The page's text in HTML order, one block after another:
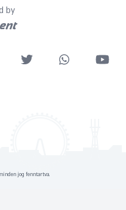
by
jog fenntartva.